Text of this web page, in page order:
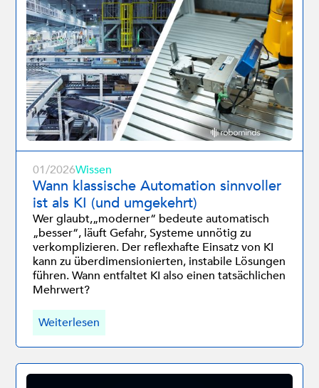
01/2026Wissen
Wann klassische Automation sinnvoller
ist als KI (und umgekehrt)
Wer glaubt,„moderner“ bedeute automatisch
„besser“, läuft Gefahr, Systeme unnötig zu
verkomplizieren. Der reflexhafte Einsatz von KI
kann zu überdimensionierten, instabile Lösungen
führen. Wann entfaltet KI also einen tatsächlichen
Mehrwert?
Weiterlesen